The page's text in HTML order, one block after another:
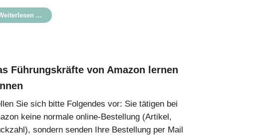
...
Führungskräfte von Amazon lernen
Sie sich bitte Folgendes vor: Sie tätigen bei
keine normale online-Bestellung (Artikel,
sondern senden Ihre Bestellung per Mail